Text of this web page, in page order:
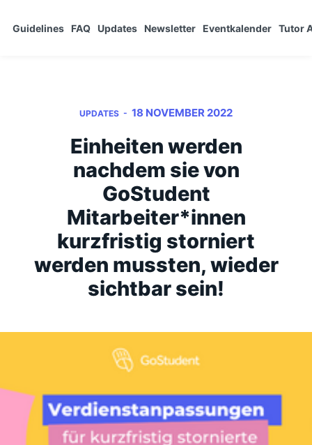
Guidelines FAQ Updates Newsletter Eventkalender Tutor
UPDATES - 18 NOVEMBER 2022
Einheiten werden
nachdem sie von
GoStudent
Mitarbeiter*innen
kurzfristig storniert
werden mussten, wieder
sichtbar sein!